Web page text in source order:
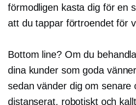
förmodligen kasta dig för en
att du tappar förtroendet för
Bottom line? Om du
dina kunder som goda
sedan vänder dig om senare
distanserat, robotiskt och